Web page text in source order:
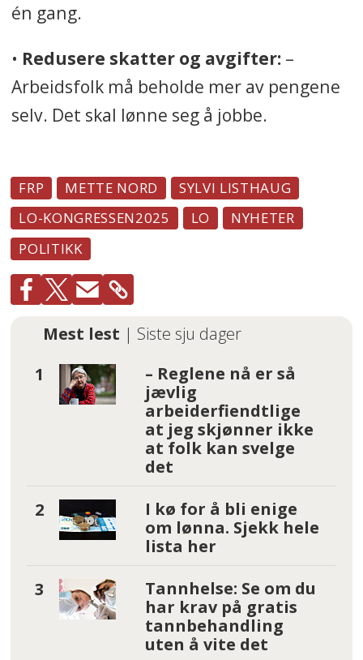
én gang.
• Redusere skatter og avgifter: –
Arbeidsfolk må beholde mer av pengene
selv. Det skal lønne seg å jobbe.
FRP METTE NORD
SYLVI LISTHAUG
LO-KONGRESSEN2025
LO
NYHETER
POLITIKK
Mest lest | Siste sju dager
– Reglene nå er så
jævlig
arbeiderfiendtlige
at jeg skjønner ikke
at folk kan svelge
det
I kø for å bli enige
om lønna. Sjekk hele
lista her
Tannhelse: Se om du
har krav på gratis
tannbehandling
uten å vite det